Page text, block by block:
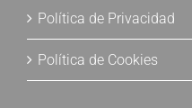
Política de Privacidad
Política de Cookies